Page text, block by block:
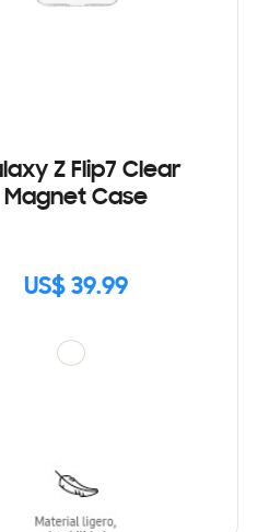
Z Flip7 Clear
Magnet Case
US$ 39.99